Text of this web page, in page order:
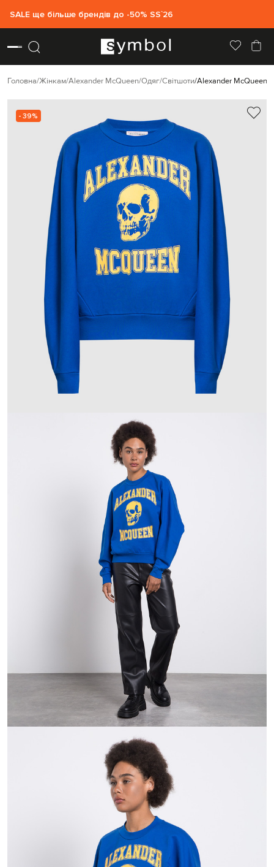
SALE ще більше брендів до -50% SS`26
Головна Жінкам Alexander McQueen Одяг Світшоти Alexander McQueen
- 39%